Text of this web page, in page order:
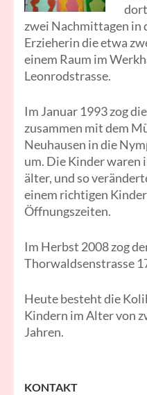
zwei Nachmittagen in
Erzieherin die etwa
einem Raum im
Leonrodstrasse.
Im Januar 1993 zog
zusammen mit dem
Neuhausen in die
um. Die Kinder waren
älter, und so
einem richtigen
Öffnungszeiten.
Im Herbst 2008 zog
Thorwaldsenstrasse
Heute besteht die
Kindern im Alter von
Jahren.
KONTAKT